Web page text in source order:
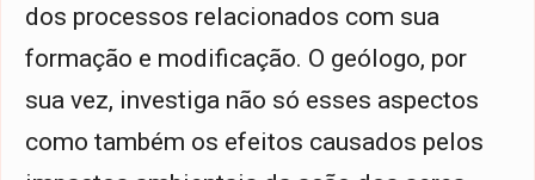
dos processos relacionados com sua
formação e modificação. O geólogo, por
sua vez, investiga não só esses aspectos
como também os efeitos causados pelos